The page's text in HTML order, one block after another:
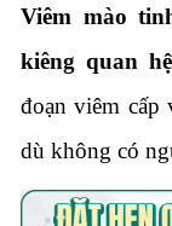
Viêm mào
kiêng quan
đoạn viêm
dù không có